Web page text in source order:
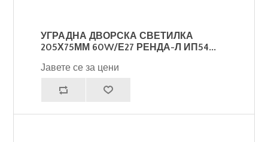
УГРАДНА ДВОРСКА СВЕТИЛКА
205Х75ММ 60W/Е27 РЕНДА-Л ИП54...
Јавете се за цени